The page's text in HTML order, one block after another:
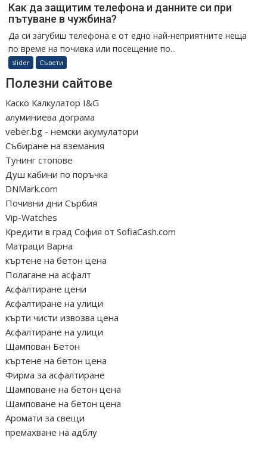
Как да защитим телефона и данните си при
пътуване в чужбина?
Да си загубиш телефона е от едно най-неприятните неща
по време на почивка или посещение по...
slider Съвети
Полезни сайтове
Каско Калкулатор I&G
алуминиева дограма
veber.bg - немски акумулатори
Събиране на вземания
Тунинг стопове
Душ кабини по поръчка
DNMark.com
Почивни дни Сърбия
Vip-Watches
Кредити в град София от SofiaCash.com
Матраци Варна
къртене на бетон цена
Полагане на асфалт
Асфалтиране цени
Асфалтиране на улици
кърти чисти извозва цена
Асфалтиране на улици
Щампован Бетон
къртене на бетон цена
Фирма за асфалтиране
Щамповане на бетон цена
Щамповане на бетон цена
Аромати за свещи
премахване на адблу